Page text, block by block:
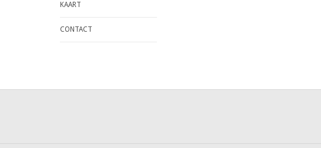
KAART
CONTACT